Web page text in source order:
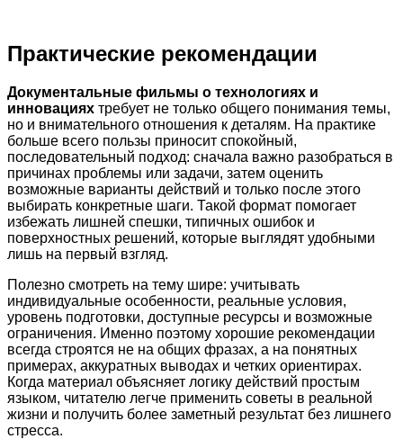
Практические рекомендации
Документальные фильмы о технологиях и
инновациях требует не только общего понимания темы,
но и внимательного отношения к деталям. На практике
больше всего пользы приносит спокойный,
последовательный подход: сначала важно разобраться в
причинах проблемы или задачи, затем оценить
возможные варианты действий и только после этого
выбирать конкретные шаги. Такой формат помогает
избежать лишней спешки, типичных ошибок и
поверхностных решений, которые выглядят удобными
лишь на первый взгляд.
Полезно смотреть на тему шире: учитывать
индивидуальные особенности, реальные условия,
уровень подготовки, доступные ресурсы и возможные
ограничения. Именно поэтому хорошие рекомендации
всегда строятся не на общих фразах, а на понятных
примерах, аккуратных выводах и четких ориентирах.
Когда материал объясняет логику действий простым
языком, читателю легче применить советы в реальной
жизни и получить более заметный результат без лишнего
стресса.